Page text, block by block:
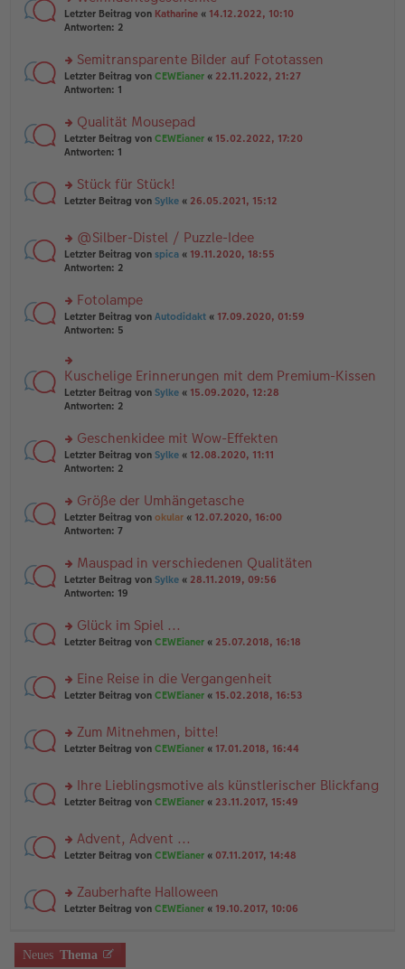
a
g
n
er
tr
a
g
n
g
el
e
n
er
tr
a
g
rs
te
n
g
el
e
n
er
tr
a
Letzter Beitrag von Katharine « 14.12.2022, 10:10
Antworten: 2
rs
te
n
g
el
e
n
ei
tr
a
Semitransparente Bilder auf Fototassen
Letzter Beitrag von CEWEianer « 22.11.2022, 21:27
Antworten: 1
rs
te
n
g
es
e
n
er
ei
tr
a
Qualität Mousepad
Letzter Beitrag von CEWEianer « 15.02.2022, 17:20
Antworten: 1
rs
u
n
g
es
e
n
er
ei
tr
a
g
Stück für Stück!
Letzter Beitrag von Sylke « 26.05.2021, 15:12
rs
te
n
g
el
e
n
er
B
a
g
@Silber-Distel / Puzzle-Idee
Letzter Beitrag von spica « 19.11.2020, 18:55
Antworten: 2
rs
te
u
n
g
el
es
n
er
B
a
g
Fotolampe
Letzter Beitrag von Autodidakt « 17.09.2020, 01:59
Antworten: 5
rs
te
r
g
el
es
n
er
B
ei
a
g
Kuschelige Erinnerungen mit dem Premium-Kissen
Letzter Beitrag von Sylke « 15.09.2020, 12:28
Antworten: 2
rs
te
n
g
el
e
n
er
tr
a
Geschenkidee mit Wow-Effekten
Letzter Beitrag von Sylke « 12.08.2020, 11:11
Antworten: 2
rs
te
n
g
el
e
n
ei
tr
Größe der Umhängetasche
Letzter Beitrag von okular « 12.07.2020, 16:00
Antworten: 7
rs
te
n
g
es
e
n
B
ei
tr
g
Mauspad in verschiedenen Qualitäten
Letzter Beitrag von Sylke « 28.11.2019, 09:56
Antworten: 19
rs
u
n
es
e
B
ei
g
Glück im Spiel ...
Letzter Beitrag von CEWEianer « 25.07.2018, 16:18
rs
u
n
es
e
B
ei
g
Eine Reise in die Vergangenheit
Letzter Beitrag von CEWEianer « 15.02.2018, 16:53
rs
u
n
es
e
B
ei
g
Zum Mitnehmen, bitte!
Letzter Beitrag von CEWEianer « 17.01.2018, 16:44
rs
u
n
es
e
B
ei
Ihre Lieblingsmotive als künstlerischer Blickfang
Letzter Beitrag von CEWEianer « 23.11.2017, 15:49
rs
u
n
es
e
Advent, Advent ...
Letzter Beitrag von CEWEianer « 07.11.2017, 14:48
rs
u
n
Zauberhafte Halloween
Letzter Beitrag von CEWEianer « 19.10.2017, 10:06
Neues Thema